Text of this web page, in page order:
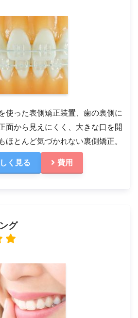
使った表側矯正装置、歯の裏側に
面から見えにくく、大きな口を開
ほとんど気づかれない裏側矯正。
く見る 費用
グ